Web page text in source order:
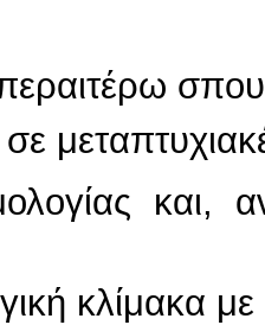
και,
κλίμακα με